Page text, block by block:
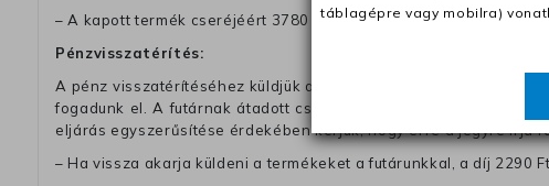
– A kapott termék cseréjéért 3780 Ft szállítási díjat számolunk fel
Pénzvisszatérítés:
A pénz visszatérítéséhez küldjük a futárt, hogy vegye át Öntől a
fogadunk el. A futárnak átadott csomagba kérjük, hogy a
eljárás egyszerűsítése érdekében kérjük, hogy erre a jegyre írja
– Ha vissza akarja küldeni a termékeket a futárunkkal, a díj 2290
táblagépre vagy mobilra)